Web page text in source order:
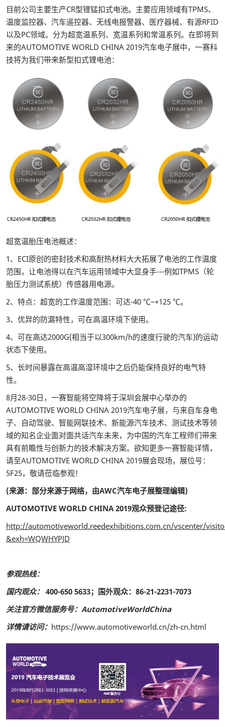
目前公司主要生产CR型锂锰扣式电池。主要应用领域有TPMS、
温度监控器、汽车遥控器、无线电报警器、医疗器械、有源RFID
以及PC领域。分为超宽温系列、宽温系列和常温系列。在即将到
来的AUTOMOTIVE WORLD CHINA 2019汽车电子展中，一赛科
技将为我们带来新型扣式锂电池：
超宽温胎压电池概述：
1、ECI原创的密封技术和高耐热材料大大拓展了电池的工作温度
范围，让电池得以在汽车运用领域中大显身手---例如TPMS（轮
胎压力测试系统）传感器用电源。
2、特点：超宽的工作温度范围：可达-40 ℃~+125 ℃。
3、优异的防漏特性，可在高温环境下使用。
4、可在高达2000G(相当于以300km/h的速度行驶的汽车)的运动
状态下使用。
5、长时间暴露在高温高湿环境中之后仍能保持良好的电气特
性。
8月28-30日，一赛智能将空降将于深圳会展中心举办的
AUTOMOTIVE WORLD CHINA 2019汽车电子展，与来自车身电
子、自动驾驶、智能网联技术、新能源汽车技术、测试技术等领
域的知名企业面对面共话汽车未来，为中国的汽车工程师们带来
具有前瞻性与创新力的技术解决方案。欲知更多一赛智能详情，
请至AUTOMOTIVE WORLD CHINA 2019展会现场，展位号：
5F25，敬请莅临参观！
(来源：部分来源于网络，由AWC汽车电子展整理编辑)
AUTOMOTIVE WORLD CHINA 2019观众预登记途径:
http://automotiveworld.reedexhibitions.com.cn/vscenter/
&exh=WQWHYPJD
参观热线：
国内观众： 400-650 5633；国外观众：86-21-2231-7073
关注官方微信服务号：AutomotiveWorldChina
详情请访问： https://www.automotiveworld.cn/zh-cn.html